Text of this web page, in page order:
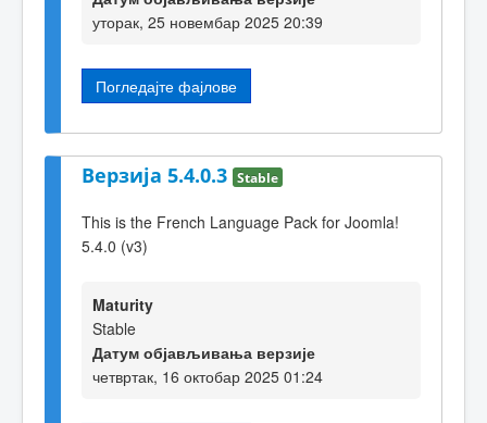
уторак, 25 новембар 2025 20:39
Погледајте фајлове
Верзија 5.4.0.3 Stable
This is the French Language Pack for Joomla!
5.4.0 (v3)
Maturity
Stable
Датум објављивања верзије
четвртак, 16 октобар 2025 01:24